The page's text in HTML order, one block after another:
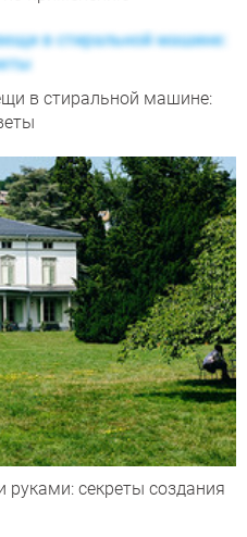
в стиральной машине:
руками: секреты создания